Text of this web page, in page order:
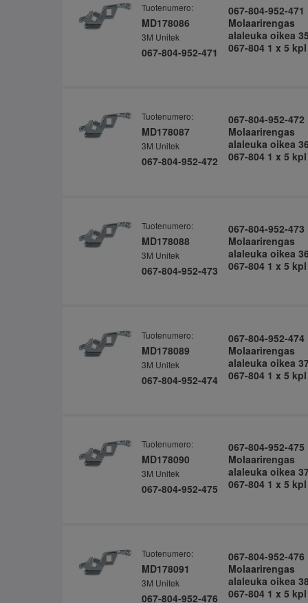
Tuotenumero:
MD178086
3M Unitek
067-804-952-471
067-804-952-471
Molaarirengas
alaleuka oikea
067-804 1 x 5 kpl
Tuotenumero:
MD178087
3M Unitek
067-804-952-472
067-804-952-472
Molaarirengas
alaleuka oikea
067-804 1 x 5 kpl
Tuotenumero:
MD178088
3M Unitek
067-804-952-473
067-804-952-473
Molaarirengas
alaleuka oikea
067-804 1 x 5 kpl
Tuotenumero:
MD178089
3M Unitek
067-804-952-474
067-804-952-474
Molaarirengas
alaleuka oikea
067-804 1 x 5 kpl
Tuotenumero:
MD178090
3M Unitek
067-804-952-475
067-804-952-475
Molaarirengas
alaleuka oikea
067-804 1 x 5 kpl
Tuotenumero:
MD178091
3M Unitek
067-804-952-476
067-804-952-476
Molaarirengas
alaleuka oikea
067-804 1 x 5 kpl